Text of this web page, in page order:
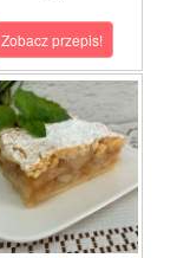
Zobacz przepis!